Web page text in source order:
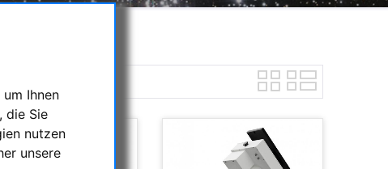
Ihnen
die Sie
nutzen
unsere